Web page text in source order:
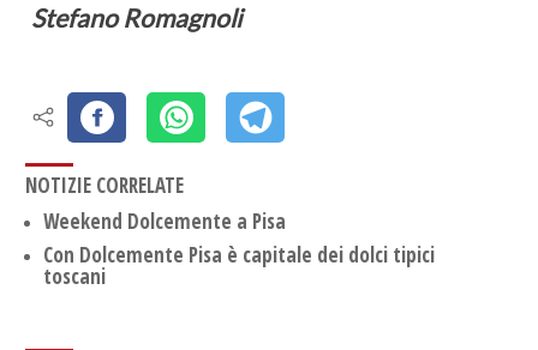
Stefano Romagnoli
NOTIZIE CORRELATE
Weekend Dolcemente a Pisa
Con Dolcemente Pisa è capitale dei dolci tipici
toscani